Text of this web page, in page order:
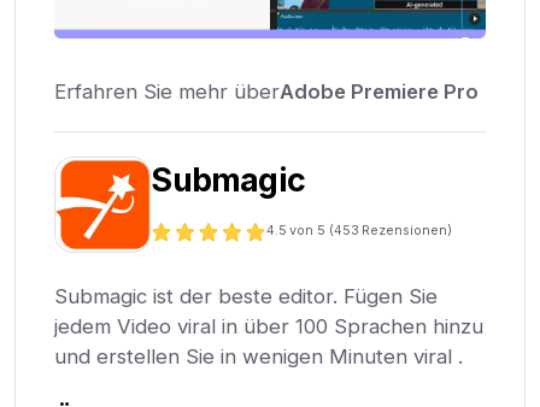
Erfahren Sie mehr überAdobe Premiere Pro
Submagic
4.5 von 5 (453 Rezensionen)
Submagic ist der beste editor. Fügen Sie
jedem Video viral in über 100 Sprachen hinzu
und erstellen Sie in wenigen Minuten viral .